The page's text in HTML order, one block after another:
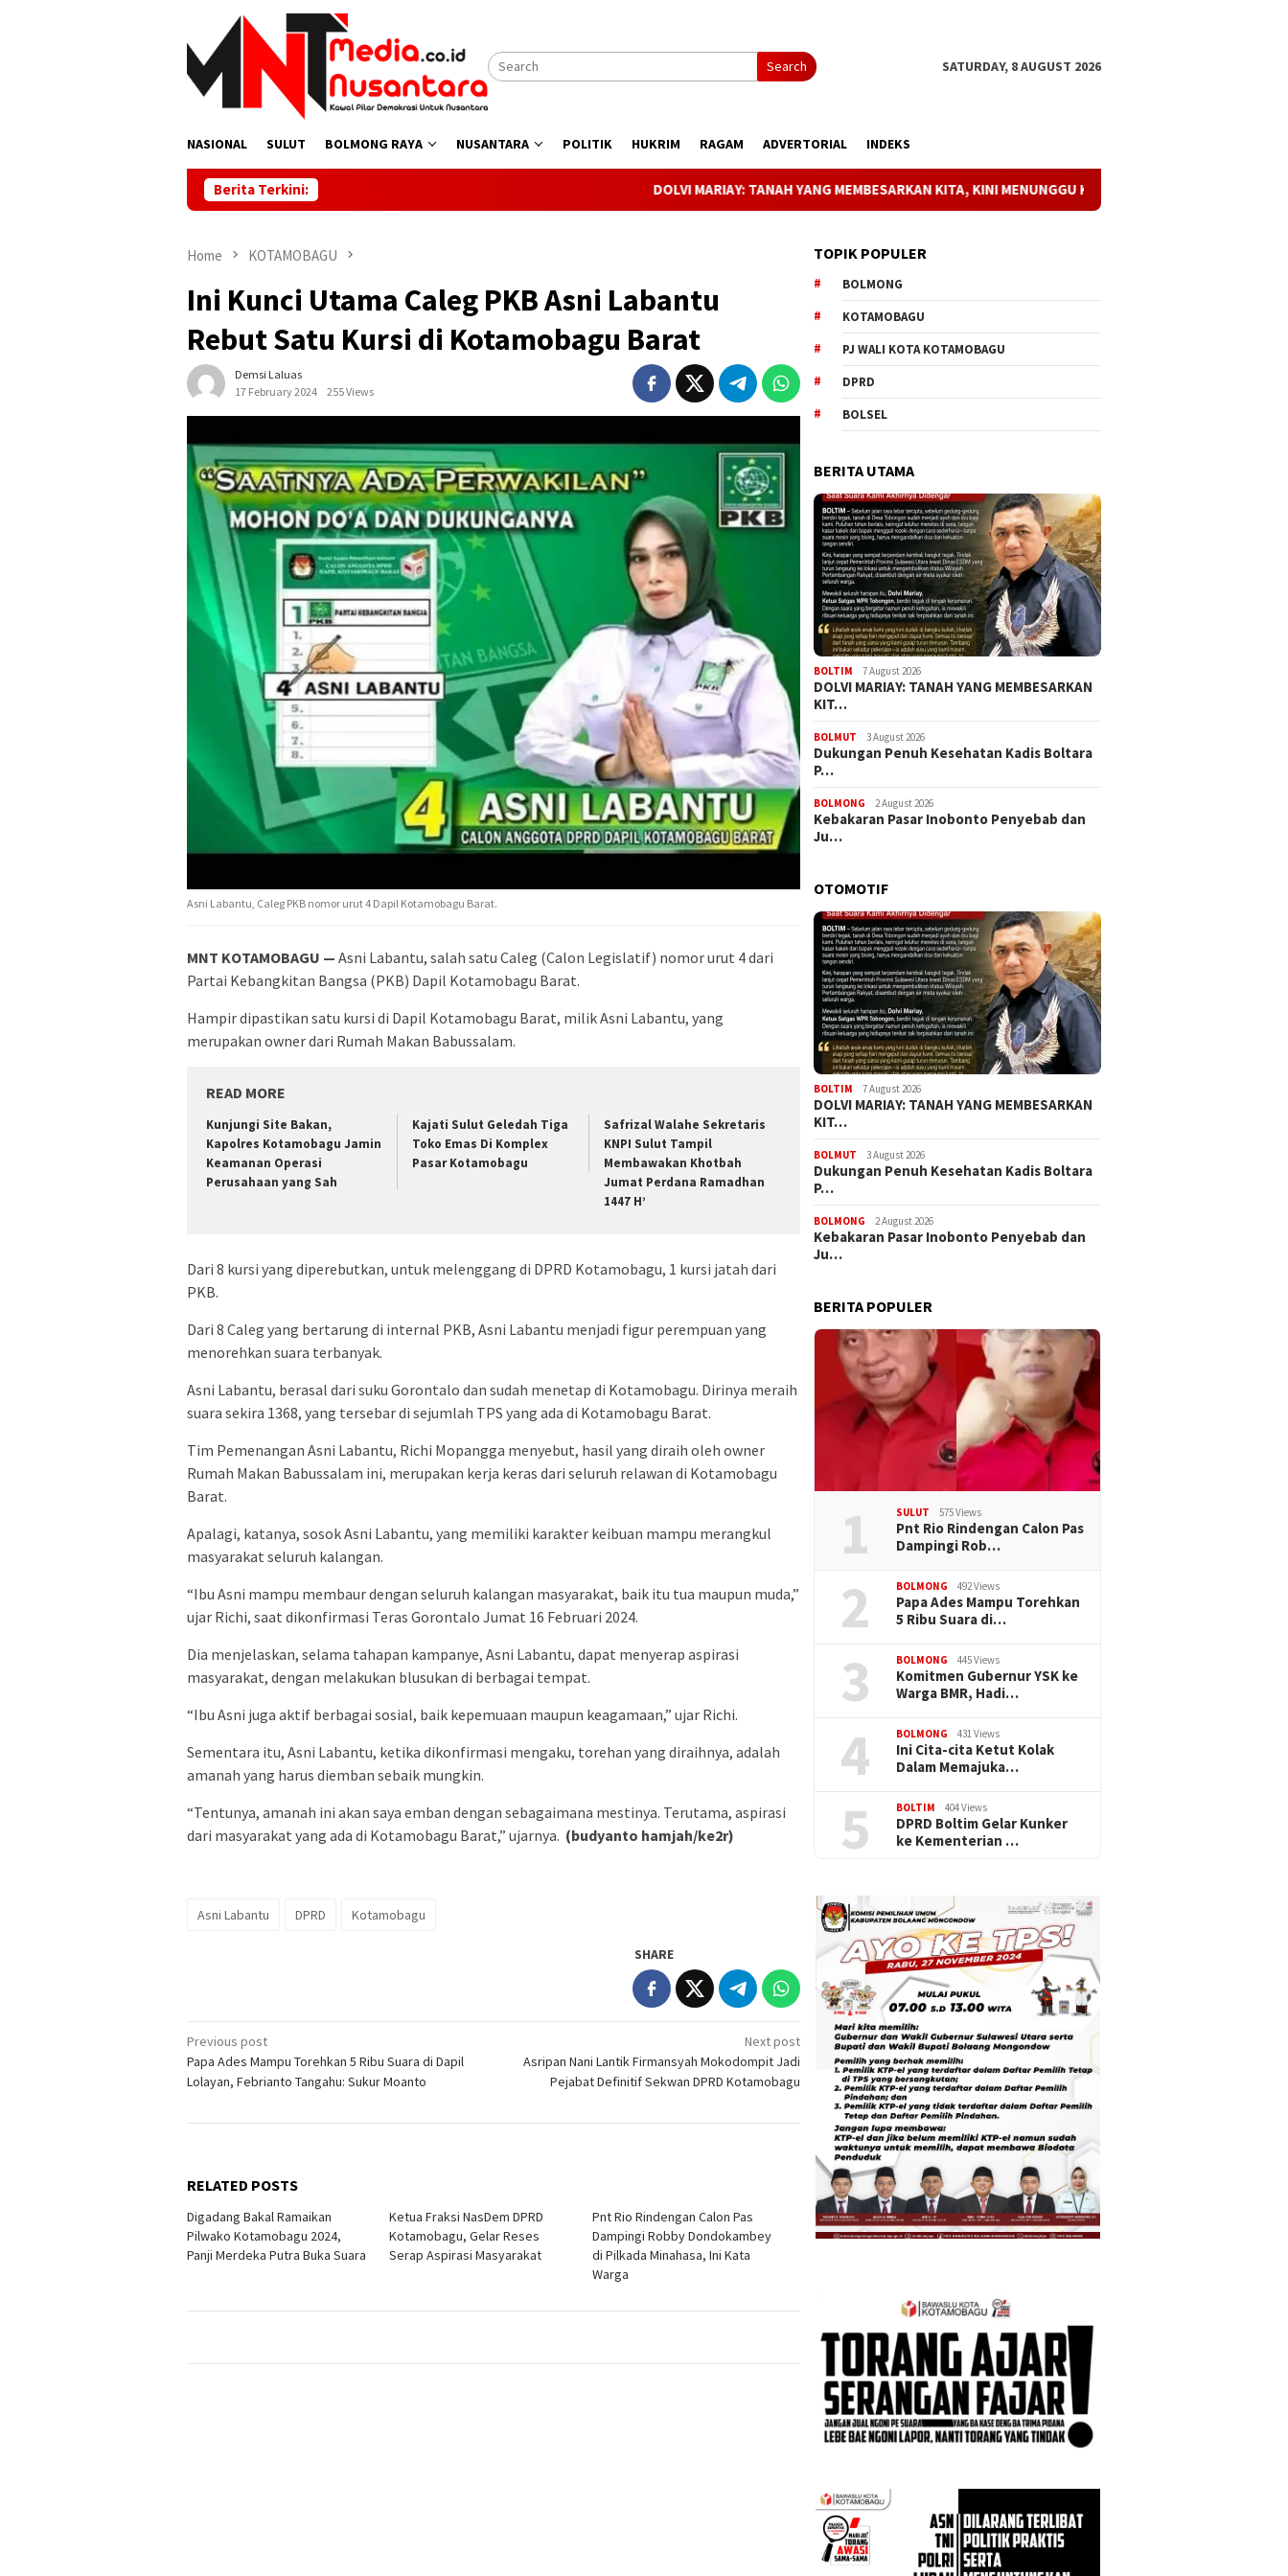
Search
SATURDAY, 8 AUGUST 2026
NASIONAL SULUT BOLMONG RAYA NUSANTARA POLITIK HUKRIM RAGAM ADVERTORIAL INDEKS
Berita Terkini: DOLVI MARIAY: TANAH YANG MEMBESARKAN KITA, KINI MENUNGGU KEPastiANNYA
Home KOTAMOBAGU
Ini Kunci Utama Caleg PKB Asni Labantu
Rebut Satu Kursi di Kotamobagu Barat
Demsi Laluas
17 February 2024
255 Views
Asni Labantu, Caleg PKB nomor urut 4 Dapil Kotamobagu Barat.
MNT KOTAMOBAGU — Asni Labantu, salah satu Caleg (Calon Legislatif) nomor urut 4 dari
Partai Kebangkitan Bangsa (PKB) Dapil Kotamobagu Barat.
Hampir dipastikan satu kursi di Dapil Kotamobagu Barat, milik Asni Labantu, yang
merupakan owner dari Rumah Makan Babussalam.
READ MORE
Kunjungi Site Bakan,
Kapolres Kotamobagu Jamin
Keamanan Operasi
Perusahaan yang Sah
Kajati Sulut Geledah Tiga
Toko Emas Di Komplex
Pasar Kotamobagu
Safrizal Walahe Sekretaris
KNPI Sulut Tampil
Membawakan Khotbah
Jumat Perdana Ramadhan
1447 H’
Dari 8 kursi yang diperebutkan, untuk melenggang di DPRD Kotamobagu, 1 kursi jatah dari
PKB.
Dari 8 Caleg yang bertarung di internal PKB, Asni Labantu menjadi figur perempuan yang
menorehkan suara terbanyak.
Asni Labantu, berasal dari suku Gorontalo dan sudah menetap di Kotamobagu. Dirinya meraih
suara sekira 1368, yang tersebar di sejumlah TPS yang ada di Kotamobagu Barat.
Tim Pemenangan Asni Labantu, Richi Mopangga menyebut, hasil yang diraih oleh owner
Rumah Makan Babussalam ini, merupakan kerja keras dari seluruh relawan di Kotamobagu
Barat.
Apalagi, katanya, sosok Asni Labantu, yang memiliki karakter keibuan mampu merangkul
masyarakat seluruh kalangan.
“Ibu Asni mampu membaur dengan seluruh kalangan masyarakat, baik itu tua maupun muda,”
ujar Richi, saat dikonfirmasi Teras Gorontalo Jumat 16 Februari 2024.
Dia menjelaskan, selama tahapan kampanye, Asni Labantu, dapat menyerap aspirasi
masyarakat, dengan melakukan blusukan di berbagai tempat.
“Ibu Asni juga aktif berbagai sosial, baik kepemuaan maupun keagamaan,” ujar Richi.
Sementara itu, Asni Labantu, ketika dikonfirmasi mengaku, torehan yang diraihnya, adalah
amanah yang harus diemban sebaik mungkin.
“Tentunya, amanah ini akan saya emban dengan sebagaimana mestinya. Terutama, aspirasi
dari masyarakat yang ada di Kotamobagu Barat,” ujarnya. (budyanto hamjah/ke2r)
Asni Labantu DPRD Kotamobagu
SHARE
Post
navigation
Previous post
Papa Ades Mampu Torehkan 5 Ribu Suara di Dapil
Lolayan, Febrianto Tangahu: Sukur Moanto
Next post
Asripan Nani Lantik Firmansyah Mokodompit Jadi
Pejabat Definitif Sekwan DPRD Kotamobagu
RELATED POSTS
Digadang Bakal Ramaikan
Pilwako Kotamobagu 2024,
Panji Merdeka Putra Buka Suara
Ketua Fraksi NasDem DPRD
Kotamobagu, Gelar Reses
Serap Aspirasi Masyarakat
Pnt Rio Rindengan Calon Pas
Dampingi Robby Dondokambey
di Pilkada Minahasa, Ini Kata
Warga
TOPIK POPULER
BOLMONG
KOTAMOBAGU
PJ WALI KOTA KOTAMOBAGU
DPRD
BOLSEL
BERITA UTAMA
BOLTIM 7 August 2026
DOLVI MARIAY: TANAH YANG MEMBESARKAN
KIT…
BOLMUT 3 August 2026
Dukungan Penuh Kesehatan Kadis Boltara
P…
BOLMONG 2 August 2026
Kebakaran Pasar Inobonto Penyebab dan
Ju…
OTOMOTIF
BOLTIM 7 August 2026
DOLVI MARIAY: TANAH YANG MEMBESARKAN
KIT…
BOLMUT 3 August 2026
Dukungan Penuh Kesehatan Kadis Boltara
P…
BOLMONG 2 August 2026
Kebakaran Pasar Inobonto Penyebab dan
Ju…
BERITA POPULER
1 SULUT 575 Views
Pnt Rio Rindengan Calon Pas
Dampingi Rob…
2 BOLMONG 492 Views
Papa Ades Mampu Torehkan
5 Ribu Suara di…
3 BOLMONG 445 Views
Komitmen Gubernur YSK ke
Warga BMR, Hadi…
4 BOLMONG 431 Views
Ini Cita-cita Ketut Kolak
Dalam Memajuka…
5 BOLTIM 404 Views
DPRD Boltim Gelar Kunker
ke Kementerian …